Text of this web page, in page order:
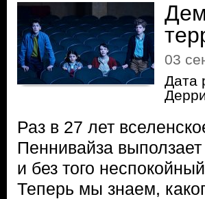
03
Дата
Раз в 27 лет
Пеннивайза
и без того
Теперь мы знаем,